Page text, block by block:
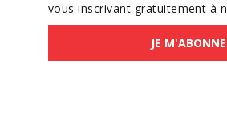
vous inscrivant gratuitement à
JE M'ABONNE